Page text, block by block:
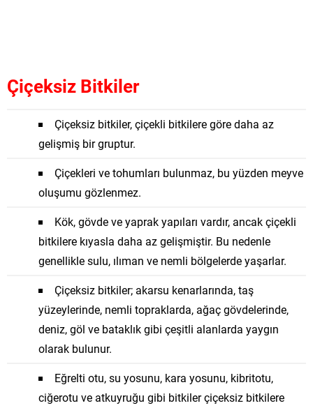
Çiçeksiz Bitkiler
Çiçeksiz bitkiler, çiçekli bitkilere göre daha az
gelişmiş bir gruptur.
Çiçekleri ve tohumları bulunmaz, bu yüzden meyve
oluşumu gözlenmez.
Kök, gövde ve yaprak yapıları vardır, ancak çiçekli
bitkilere kıyasla daha az gelişmiştir. Bu nedenle
genellikle sulu, ılıman ve nemli bölgelerde yaşarlar.
Çiçeksiz bitkiler; akarsu kenarlarında, taş
yüzeylerinde, nemli topraklarda, ağaç gövdelerinde,
deniz, göl ve bataklık gibi çeşitli alanlarda yaygın
olarak bulunur.
Eğrelti otu, su yosunu, kara yosunu, kibritotu,
ciğerotu ve atkuyruğu gibi bitkiler çiçeksiz bitkilere